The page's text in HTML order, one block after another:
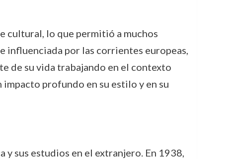
cultural, lo que permitió a muchos
influenciada por las corrientes europeas,
de su vida trabajando en el contexto
impacto profundo en su estilo y en su
sus estudios en el extranjero. En 1938,